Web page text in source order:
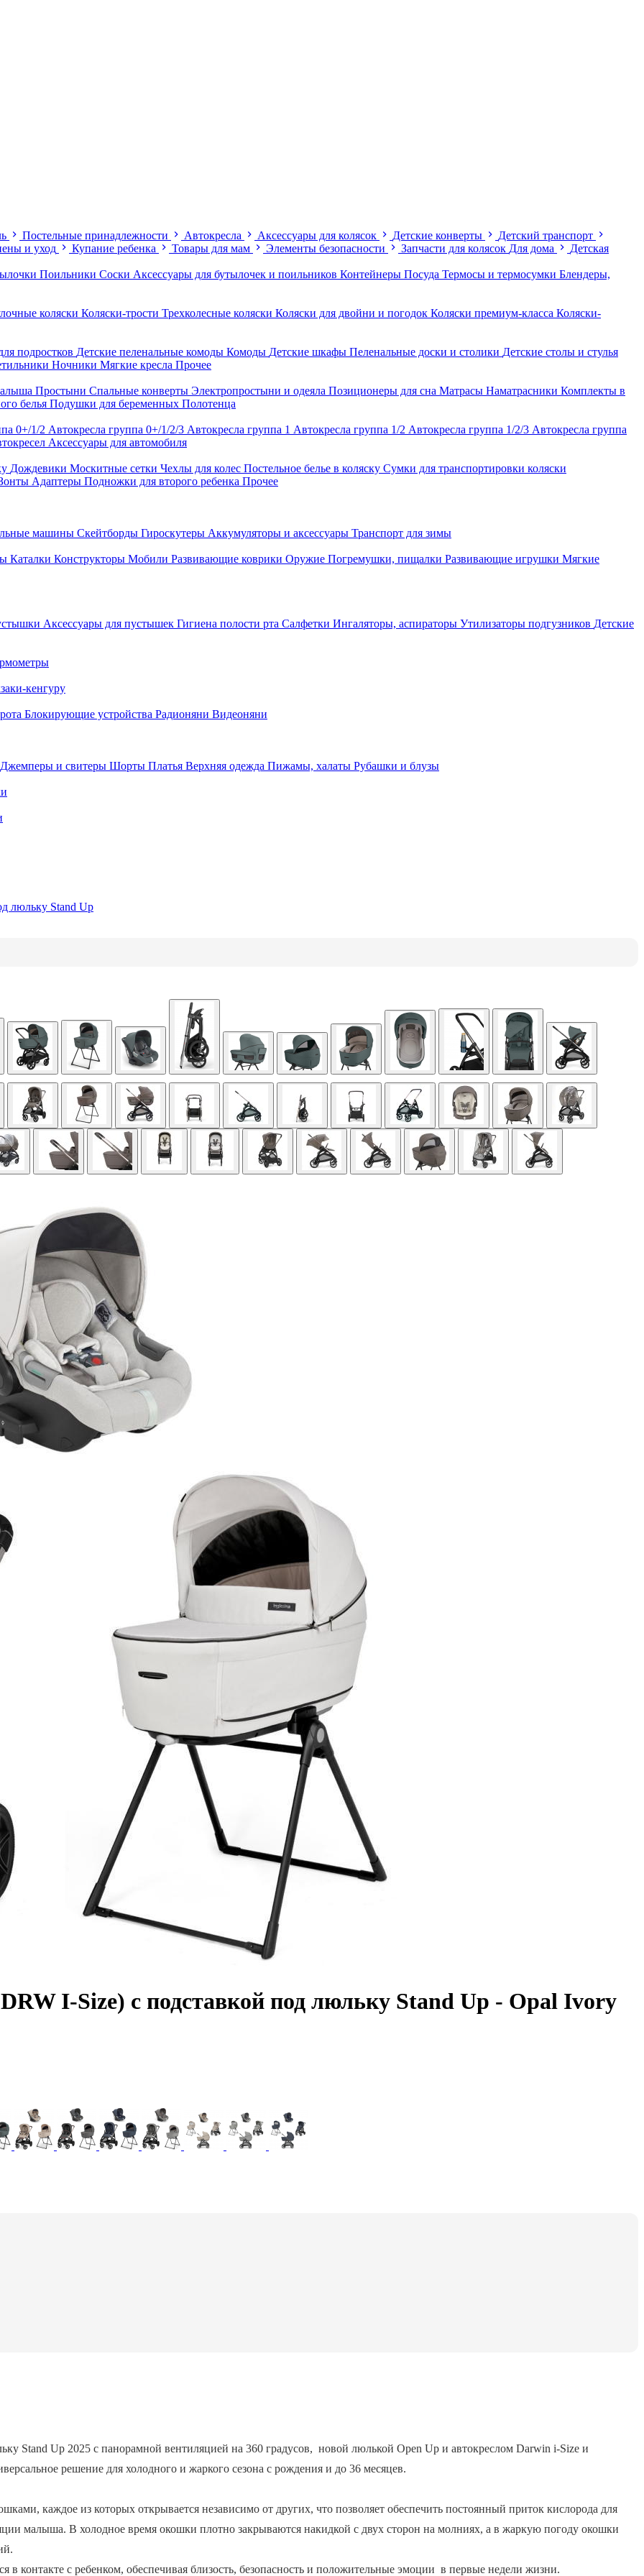
Постельные принадлежности Автокресла Аксессуары для колясок Детские конверты
Детский транспорт
и уход
Купание ребенка Товары для мам Элементы безопасности Запчасти для колясок Для дома Детская
Поильники Соски Аксессуары для бутылочек и поильников Контейнеры Посуда Термосы и термосумки Блендеры,
коляски Коляски-трости Трехколесные коляски Коляски для двойни и погодок Коляски премиум-класса Коляски-
подростков Детские пеленальные комоды Комоды Детские шкафы Пеленальные доски и столики Детские столы и стулья
Ночники Мягкие кресла Прочее
Простыни Спальные конверты Электропростыни и одеяла Позиционеры для сна Матрасы Наматрасники Комплекты в
белья Подушки для беременных Полотенца
0+/1/2 Автокресла группа 0+/1/2/3 Автокресла группа 1 Автокресла группа 1/2 Автокресла группа 1/2/3 Автокресла группа
Аксессуары для автомобиля
Дождевики Москитные сетки Чехлы для колес Постельное белье в коляску Сумки для транспортировки коляски
Адаптеры Подножки для второго ребенка Прочее
машины Скейтборды Гироскутеры Аккумуляторы и аксессуары Транспорт для зимы
Каталки Конструкторы Мобили Развивающие коврики Оружие Погремушки, пищалки Развивающие игрушки Мягкие
Аксессуары для пустышек Гигиена полости рта Салфетки Ингаляторы, аспираторы Утилизаторы подгузников Детские
кенгуру
Блокирующие устройства Радионяни Видеоняни
Джемперы и свитеры Шорты Платья Верхняя одежда Пижамы, халаты Рубашки и блузы
люльку Stand Up
I-Size) с подставкой под люльку Stand Up - Opal Ivory
Stand Up 2025 с панорамной вентиляцией на 360 градусов, новой люлькой Open Up и автокреслом Darwin i-Size и
решение для холодного и жаркого сезона с рождения и до 36 месяцев.
каждое из которых открывается независимо от других, что позволяет обеспечить постоянный приток кислорода для
малыша. В холодное время окошки плотно закрываются накидкой с двух сторон на молниях, а в жаркую погоду окошки
в контакте с ребенком, обеспечивая близость, безопасность и положительные эмоции в первые недели жизни.